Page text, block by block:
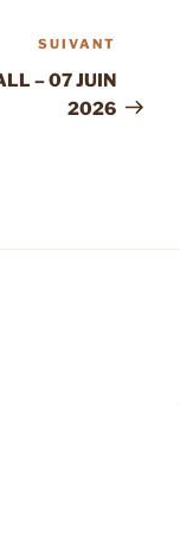
suivant
SUIVANT
– 07 JUIN
2026